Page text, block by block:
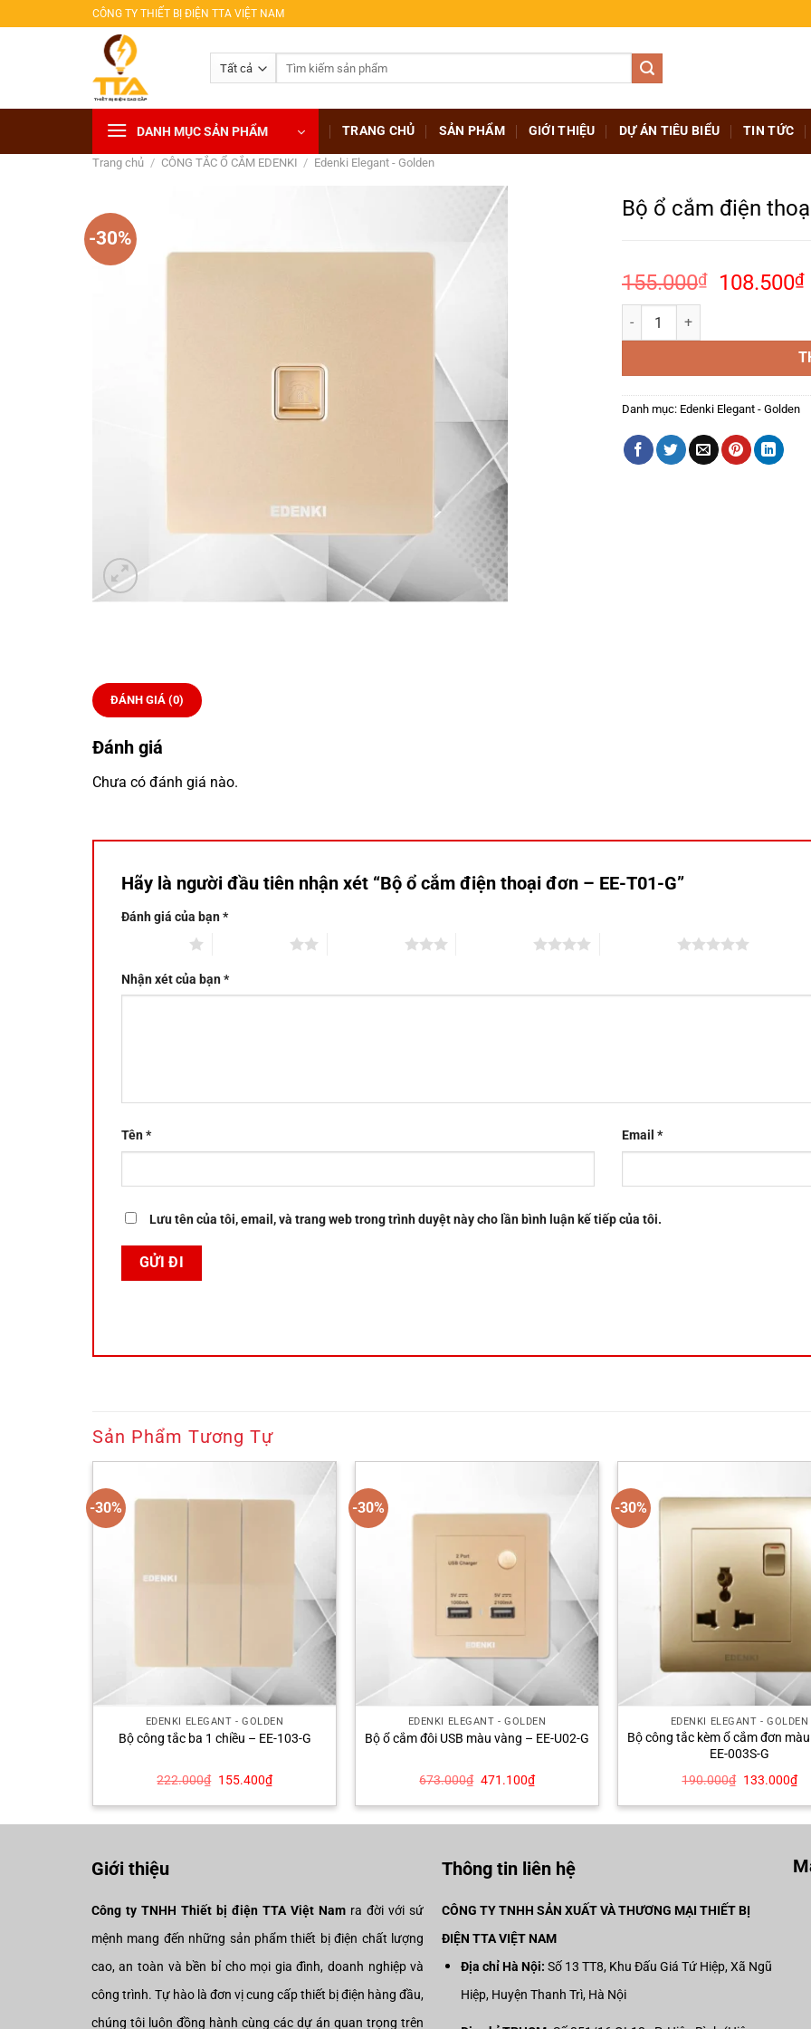
qua
CÔNG TY THIẾT BỊ ĐIỆN TTA VIỆT NAM
DANH MỤC SẢN PHẨM TRANG CHỦ SẢN PHẨM GIỚI THIỆU DỰ ÁN TIÊU BIỂU TIN TỨC
Trang chủ / CÔNG TẮC Ổ CẮM EDENKI / Edenki Elegant - Golden
-30%
Bộ ổ cắm điện
155.000₫
Giá
108.500₫
Bộ ổ cắm điện thoại đơn – EE-
Danh mục: Edenki Elegant - Golden
ĐÁNH GIÁ (0)
Đánh giá
Chưa có đánh giá nào.
Hãy là người đầu tiên nhận xét “Bộ ổ cắm điện thoại đơn – EE-T01-G”
Đánh giá của bạn*
Nhận xét của bạn*
Tên* Email *
Lưu tên của tôi, email, và trang web trong trình duyệt này cho lần bình luận kế tiếp của tôi.
Sản Phẩm Tương Tự
-30%
EDENKI ELEGANT - GOLDEN
Bộ công tắc ba 1 chiều – EE-103-G
222.000₫ Giá
là:
155.400₫Giá
tại
-30%
EDENKI ELEGANT - GOLDEN
Bộ ổ cắm đôi USB màu vàng – EE-U02-G
673.000₫ Giá
là:
471.100₫Giá
tại
-30%
EDENKI ELEGANT - GOLDEN
Bộ công tắc kèm ổ cắm đơn
EE-003S-G
190.000₫ Giá
là:
133.000₫
tại
Giới thiệu
Công ty TNHH Thiết bị điện TTA Việt Nam ra đời với sứ
mệnh mang đến những sản phẩm thiết bị điện chất lượng
cao, an toàn và bền bỉ cho mọi gia đình, doanh nghiệp và
công trình. Tự hào là đơn vị cung cấp thiết bị điện hàng đầu,
chúng tôi luôn đồng hành cùng các dự án quan trọng trên
Thông tin liên hệ
CÔNG TY TNHH SẢN XUẤT VÀ THƯƠNG MẠI THIẾT BỊ
ĐIỆN TTA VIỆT NAM
Địa chỉ Hà Nội: Số 13 TT8, Khu Đấu Giá Tứ Hiệp, Xã Ngũ
Hiệp, Huyện Thanh Trì, Hà Nội